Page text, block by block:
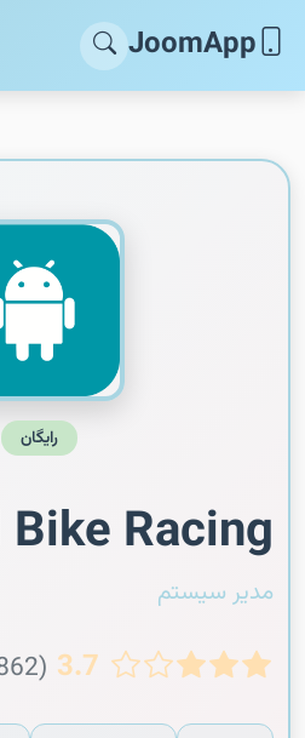
JoomApp
رایگان
Bike Racing
مدیر سیستم
3.7 (862 نظر)